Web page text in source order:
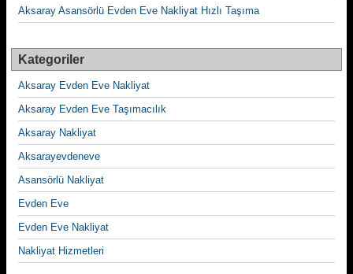
Aksaray Asansörlü Evden Eve Nakliyat Hızlı Taşıma
Kategoriler
Aksaray Evden Eve Nakliyat
Aksaray Evden Eve Taşımacılık
Aksaray Nakliyat
Aksarayevdeneve
Asansörlü Nakliyat
Evden Eve
Evden Eve Nakliyat
Nakliyat Hizmetleri